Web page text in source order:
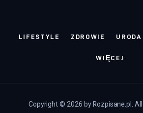
LIFESTYLE ZDROWIE URODA
WIĘCEJ
Copyright © 2026 by Rozpisane.pl.